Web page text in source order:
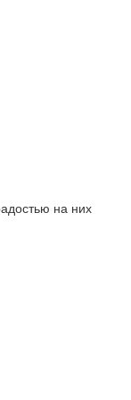
на них